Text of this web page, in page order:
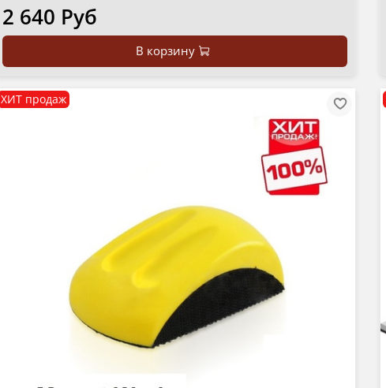
2 640 Руб
В корзину
ХИТ продаж